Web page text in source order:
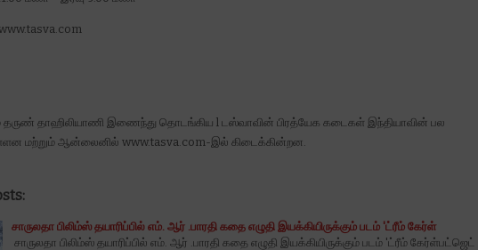
தருண் தாஹிலியாணி இணைந்து தொடங்கிய l டஸ்வாவின் பிரத்யேக கடைகள் இந்தியாவின் பல
மற்றும் ஆன்லைனில் www.tasva.com-இல் கிடைக்கின்றன.
சாருலதா பிலிம்ஸ் தயாரிப்பில் எம். ஆர் .பாரதி கதை எழுதி இயக்கியிருக்கும் படம் 'ட்ரீம் கேர்ள்
சாருலதா பிலிம்ஸ் தயாரிப்பில் எம். ஆர் .பாரதி கதை எழுதி இயக்கியிருக்கும் படம் 'ட்ரீம் கேர்ள்பட்ஜெட்